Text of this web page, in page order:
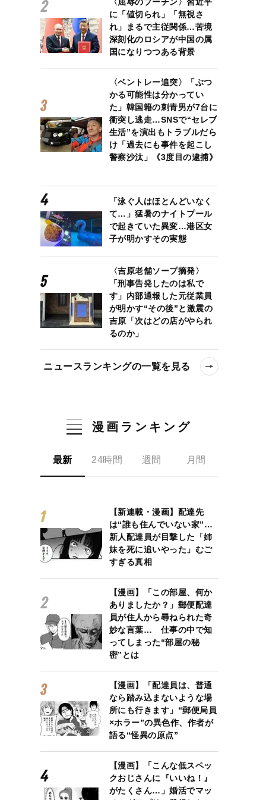
に「値切られ」「無視さ
れ」まるで主従関係…苦境
深刻化のロシアが中国の属
国になりつつある背景
〈ベントレー追突〉「ぶつ
かる可能性は分かってい
た」韓国籍の刺青男が7台に
衝突し逃走…SNSで“セレブ
生活”を演出もトラブルだら
け「過去にも事件を起こし
警察沙汰」《3度目の逮捕》
「泳ぐ人はほとんどいなく
て…」猛暑のナイトプール
で起きていた異変…港区女
子が明かすその実態
〈吉原老舗ソープ摘発〉
「刑事告発したのは私で
す」内部通報した元従業員
が明かす“その後”と激震の
吉原「次はどの店がやられ
るのか」
ニュースランキングの一覧を見る
漫画ランキング
最新 24時間 週間 月間
【新連載・漫画】配達先
は“誰も住んでいない家”…
新人配達員が目撃した「姉
妹を死に追いやった」むご
すぎる真相
【漫画】「この部屋、何か
ありましたか？」郵便配達
員が住人から尋ねられた奇
妙な言葉… 仕事の中で知
ってしまった“部屋の秘
密”とは
【漫画】「配達員は、普通
なら踏み込まないような場
所にも行きます」“郵便局員
×ホラー”の異色作、作者が
語る“怪異の原点”
【漫画】「こんな低スペッ
クおじさんに『いいね！』
がたくさん…」婚活でマッ